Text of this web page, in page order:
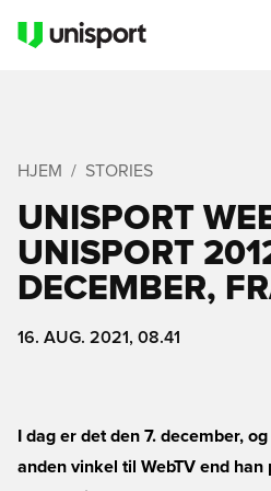
HJEM STORIES
UNISPORT
UNISPORT
DECEMBER,
16. AUG. 2021, 08.41
I dag er det den 7. december,
anden vinkel til WebTV end han